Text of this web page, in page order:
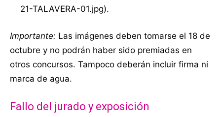
21-TALAVERA-01.jpg).
Importante: Las imágenes deben tomarse el 18 de
octubre y no podrán haber sido premiadas en
otros concursos. Tampoco deberán incluir firma ni
marca de agua.
Fallo del jurado y exposición